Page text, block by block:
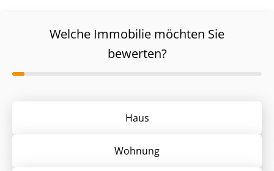
Welche Immobilie möchten Sie
bewerten?
Haus
Wohnung